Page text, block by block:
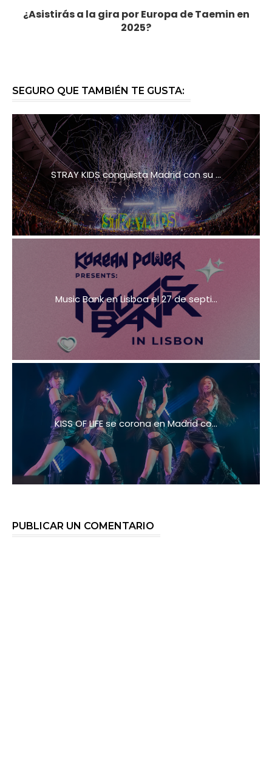
¿Asistirás a la gira por Europa de Taemin en
2025?
SEGURO QUE TAMBIÉN TE GUSTA:
STRAY KIDS conquista Madrid con su ...
Music Bank en Lisboa el 27 de septi...
KISS OF LIFE se corona en Madrid co...
PUBLICAR UN COMENTARIO